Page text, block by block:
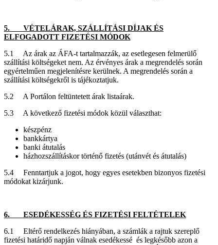
5. VÉTELÁRAK, SZÁLLÍTÁSI DÍJAK ÉS
ELFOGADOTT FIZETÉSI MÓDOK
5.1 Az árak az ÁFA-t tartalmazzák, az esetlegesen felmerülő
szállítási költségeket nem. Az érvényes árak a megrendelés során
egyértelműen megjelenítésre kerülnek. A megrendelés során a
szállítási költségekről is tájékoztatjuk.
5.2 A Portálon feltüntetett árak listaárak.
5.3 A következő fizetési módok közül választhat:
készpénz
bankkártya
banki átutalás
házhozszállításkor történő fizetés (utánvét és átutalás)
5.4 Fenntartjuk a jogot, hogy egyes esetekben bizonyos fizetési
módokat kizárjunk.
6. ESEDÉKESSÉG ÉS FIZETÉSI FELTÉTELEK
6.1 Eltérő rendelkezés hiányában, a számlák a rajtuk szereplő
fizetési határidő napján válnak esedékessé és legkésőbb azon a